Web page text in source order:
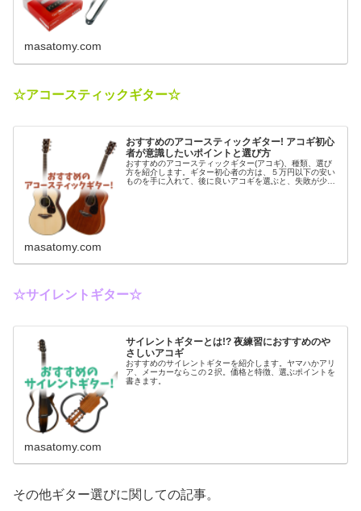
masatomy.com
☆アコースティックギター☆
おすすめのアコースティックギター! アコギ初心
者が意識したいポイントと選び方
おすすめのアコースティックギター(アコギ)、種類、選び
方を紹介します。ギター初心者の方は、５万円以下の安い
ものを手に入れて、後に良いアコギを選ぶと、失敗が少な
masatomy.com
☆サイレントギター☆
サイレントギターとは!? 夜練習におすすめのや
さしいアコギ
おすすめのサイレントギターを紹介します。ヤマハかアリ
ア、メーカーならこの２択。価格と特徴、選ぶポイントを
書きます。
masatomy.com
その他ギター選びに関しての記事。